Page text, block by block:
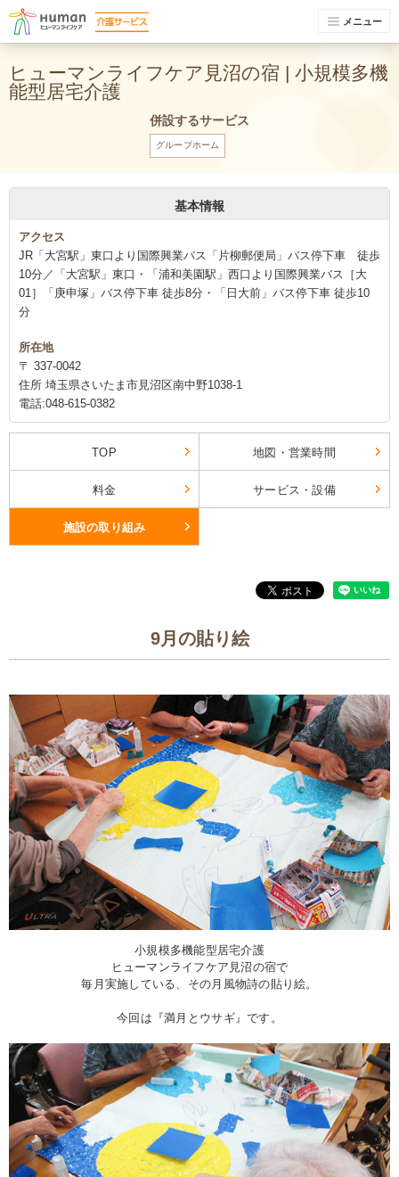
メニュー
ヒューマンライフケア見沼の宿 | 小規模多機
能型居宅介護
併設するサービス
グループホーム
基本情報
アクセス
JR「大宮駅」東口より国際興業バス「片柳郵便局」バス停下車 徒歩
10分／「大宮駅」東口・「浦和美園駅」西口より国際興業バス［大
01］「庚申塚」バス停下車 徒歩8分・「日大前」バス停下車 徒歩10
分
所在地
〒 337-0042
住所 埼玉県さいたま市見沼区南中野1038-1
電話:048-615-0382
TOP 地図・営業時間
料金 サービス・設備
施設の取り組み
9月の貼り絵
小規模多機能型居宅介護
ヒューマンライフケア見沼の宿で
毎月実施している、その月風物詩の貼り絵。
今回は『満月とウサギ』です。